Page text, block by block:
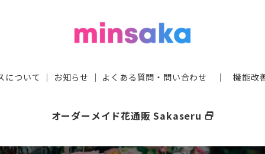
について ｜ お知らせ ｜ よくある質問・問い合わせ ｜機能改
オーダーメイド花通販 Sakaseru select_window